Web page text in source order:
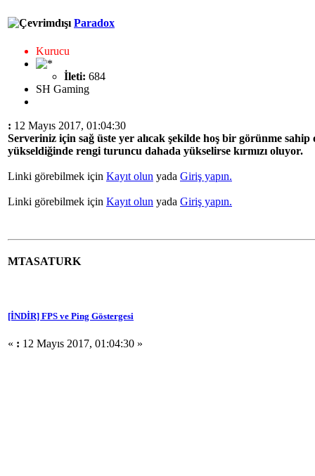
Paradox
Kurucu
İleti: 684
SH Gaming
: 12 Mayıs 2017, 01:04:30
Serveriniz için sağ üste yer alıcak şekilde hoş bir görünme
yükseldiğinde rengi turuncu dahada yükselirse kırmızı oluyor.
Linki görebilmek için Kayıt olun yada Giriş yapın.
Linki görebilmek için Kayıt olun yada Giriş yapın.
MTASATURK
[İNDİR] FPS ve Ping Göstergesi
« : 12 Mayıs 2017, 01:04:30 »